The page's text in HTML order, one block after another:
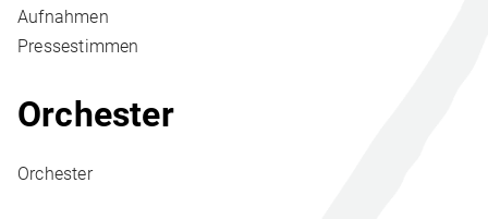
Aufnahmen
Pressestimmen
Orchester
Orchester